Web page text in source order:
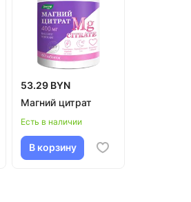
53.29 BYN
Магний цитрат
Есть в наличии
В корзину